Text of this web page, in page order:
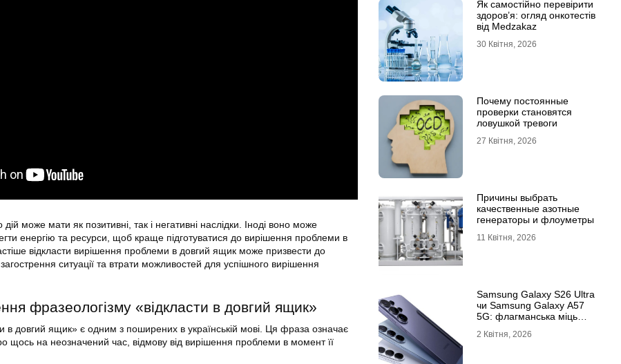
може мати як позитивні, так і негативні наслідки. Іноді воно може
енергію та ресурси, щоб краще підготуватися до вирішення проблеми в
відкласти вирішення проблеми в довгий ящик може призвести до
ситуації та втрати можливостей для успішного вирішення
фразеологізму «відкласти в довгий ящик»
в довгий ящик» є одним з поширених в українській мові. Ця фраза означає
щось на неозначений час, відмову від вирішення проблеми в момент її
Як самостійно перевірити
здоров’я: огляд онкотестів
від Medzakaz
30 Квітня, 2026
Почему постоянные
проверки становятся
ловушкой тревоги
27 Квітня, 2026
Причины выбрать
качественные азотные
генераторы и флоуметры
11 Квітня, 2026
Samsung Galaxy S26 Ultra
чи Samsung Galaxy A57
5G: флагманська міць
2 Квітня, 2026